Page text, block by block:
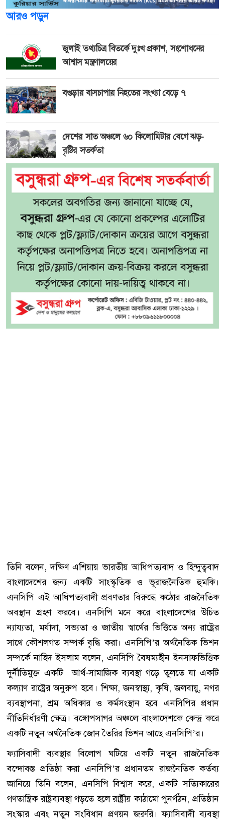
আরও পড়ুন
জুলাই তথ্যচিত্র বিতর্কে দুঃখ প্রকাশ, সংশোধনের
আশ্বাস মন্ত্রণালয়ের
বগুড়ায় বাসচাপায় নিহতের সংখ্যা বেড়ে ৭
দেশের সাত অঞ্চলে ৬০ কিলোমিটার বেগে ঝড়-
বৃষ্টির সতর্কতা
তিনি বলেন, দক্ষিণ এশিয়ায় ভারতীয় আধিপত্যবাদ ও হিন্দুত্ববাদ
বাংলাদেশের জন্য একটি সাংস্কৃতিক ও ভূরাজনৈতিক হুমকি।
এনসিপি এই আধিপত্যবাদী প্রবণতার বিরুদ্ধে কঠোর রাজনৈতিক
অবস্থান গ্রহণ করবে। এনসিপি মনে করে বাংলাদেশের উচিত
ন্যায্যতা, মর্যাদা, সভ্যতা ও জাতীয় স্বার্থের ভিত্তিতে অন্য রাষ্ট্রের
সাথে কৌশলগত সম্পর্ক বৃদ্ধি করা। এনসিপি’র অর্থনৈতিক ভিশন
সম্পর্কে নাহিদ ইসলাম বলেন, এনসিপি বৈষম্যহীন ইনসাফভিত্তিক
দুর্নীতিমুক্ত একটি আর্থ-সামাজিক ব্যবস্থা গড়ে তুলতে যা একটি
কল্যাণ রাষ্ট্রের অনুরুপ হবে। শিক্ষা, জনস্বাস্থ্য, কৃষি, জলবায়ু, নগর
ব্যবস্থাপনা, শ্রম অধিকার ও কর্মসংস্থান হবে এনসিপির প্রধান
নীতিনির্ধারণী ক্ষেত্র। বঙ্গোপসাগর অঞ্চলে বাংলাদেশকে কেন্দ্র করে
একটি নতুন অর্থনৈতিক জোন তৈরির ভিশন আছে এনসিপি’র।
ফ্যাসিবাদী ব্যবস্থার বিলোপ ঘটিয়ে একটি নতুন রাজনৈতিক
বন্দোবস্ত প্রতিষ্ঠা করা এনসিপি’র প্রধানতম রাজনৈতিক কর্তব্য
জানিয়ে তিনি বলেন, এনসিপি বিশ্বাস করে, একটি সত্যিকারের
গণতান্ত্রিক রাষ্ট্রব্যবস্থা গড়তে হলে রাষ্ট্রীয় কাঠামো পুনর্গঠন, প্রতিষ্ঠান
সংস্কার এবং নতুন সংবিধান প্রণয়ন জরুরি। ফ্যাসিবাদী ব্যবস্থা